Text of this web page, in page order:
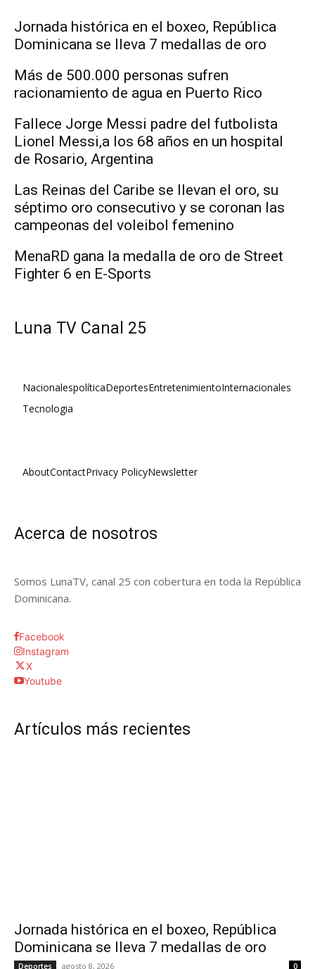
Jornada histórica en el boxeo, República
Dominicana se lleva 7 medallas de oro
Más de 500.000 personas sufren
racionamiento de agua en Puerto Rico
Fallece Jorge Messi padre del futbolista
Lionel Messi,a los 68 años en un hospital
de Rosario, Argentina
Las Reinas del Caribe se llevan el oro, su
séptimo oro consecutivo y se coronan las
campeonas del voleibol femenino
MenaRD gana la medalla de oro de Street
Fighter 6 en E-Sports
Luna TV Canal 25
NacionalespolíticaDeportesEntretenimientoInternacionales
Tecnologia
AboutContactPrivacy PolicyNewsletter
Acerca de nosotros
Somos LunaTV, canal 25 con cobertura en toda la República
Dominicana.
Facebook
Instagram
X
Youtube
Artículos más recientes
Jornada histórica en el boxeo, República
Dominicana se lleva 7 medallas de oro
Deportes agosto 8, 2026 0